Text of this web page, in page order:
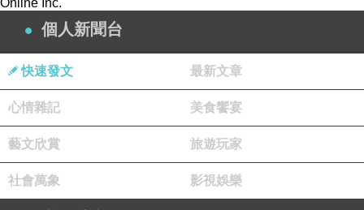
上を向いて歩こう
（仰着臉走吧）
涙がこぼれないように
（為了不讓眼淚掉下來）
泣きながら 歩く
（邊走邊掉淚的）
一人ぼっちの夜
（孤單寂寞的今夜）
Online Inc.
個人新聞台
快速發文 最新文章
心情雜記 美食饗宴
藝文欣賞 旅遊玩家
社會萬象 影視娛樂